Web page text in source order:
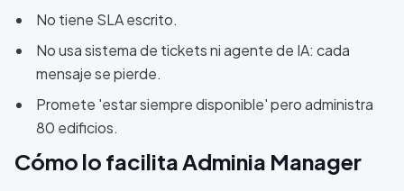
No tiene SLA escrito.
No usa sistema de tickets ni agente de IA: cada
mensaje se pierde.
Promete 'estar siempre disponible' pero administra
80 edificios.
Cómo lo facilita Adminia Manager